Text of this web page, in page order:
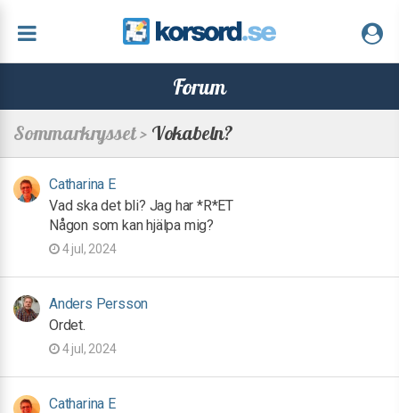
Forum
Sommarkrysset > Vokabeln?
Catharina E
Vad ska det bli? Jag har *R*ET
Någon som kan hjälpa mig?
4 jul, 2024
Anders Persson
Ordet.
4 jul, 2024
Catharina E